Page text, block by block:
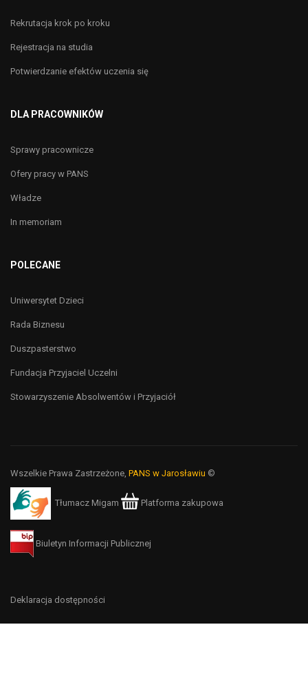
Rekrutacja krok po kroku
Rejestracja na studia
Potwierdzanie efektów uczenia się
DLA PRACOWNIKÓW
Sprawy pracownicze
Ofery pracy w PANS
Władze
In memoriam
POLECANE
Uniwersytet Dzieci
Rada Biznesu
Duszpasterstwo
Fundacja Przyjaciel Uczelni
Stowarzyszenie Absolwentów i Przyjaciół
Wszelkie Prawa Zastrzeżone, PANS w Jarosławiu ©
Tłumacz Migam Platforma zakupowa
Biuletyn Informacji Publicznej
Deklaracja dostępności